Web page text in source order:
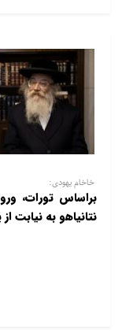
خاخام یهودی:
براساس تورات،
نتانیاهو به نیابت